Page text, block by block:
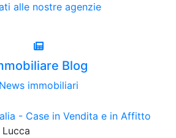
alle nostre agenzie
Blog
News immobiliari